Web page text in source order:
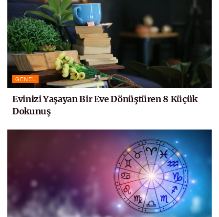
GENEL
Evinizi Yaşayan Bir Eve Dönüştüren 8 Küçük
Dokunuş